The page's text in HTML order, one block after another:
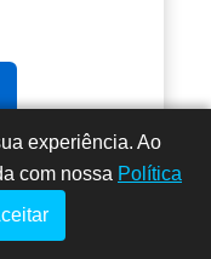
experiência. Ao
com nossa Política